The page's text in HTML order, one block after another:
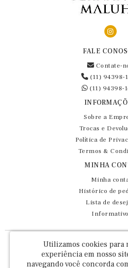
FALE
Contate-
(11) 94398-
(11) 94398-
Sobre a
Trocas e
Política de
Termos &
MINHA
Minha
Histórico de
Lista de
Informativo
Fernando Maluhy Cia Ltda - CNPJ:
Rua Dr Euclydes da Cunha, 47 - Brás -
Utilizamos cookies para
experiência em nosso
navegando você concorda